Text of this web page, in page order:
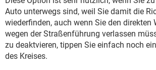
Auto unterwegs sind, weil Sie damit die
wiederfinden, auch wenn Sie den direkten
wegen der Straßenführung verlassen
zu deaktvieren, tippen Sie einfach noch
des Kreises.